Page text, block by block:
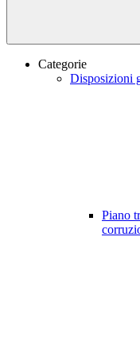
Categorie
Disposizioni
Piano